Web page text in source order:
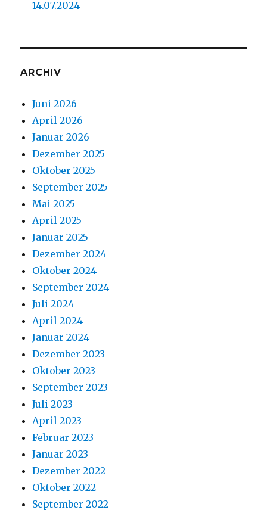
14.07.2024
ARCHIV
Juni 2026
April 2026
Januar 2026
Dezember 2025
Oktober 2025
September 2025
Mai 2025
April 2025
Januar 2025
Dezember 2024
Oktober 2024
September 2024
Juli 2024
April 2024
Januar 2024
Dezember 2023
Oktober 2023
September 2023
Juli 2023
April 2023
Februar 2023
Januar 2023
Dezember 2022
Oktober 2022
September 2022